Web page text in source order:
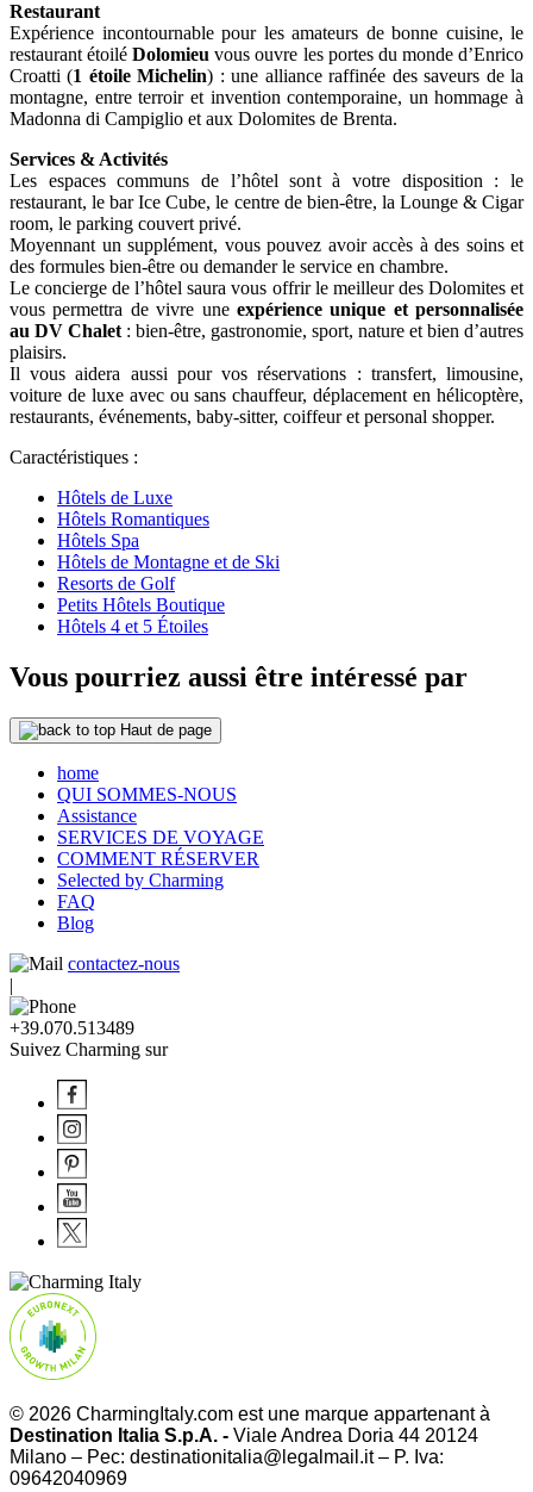
Restaurant
Expérience incontournable pour les amateurs de bonne cuisine, le
restaurant étoiléDolomieu vous ouvre les portes du monde d’Enrico
Croatti (1 étoile Michelin) : une alliance raffinée des saveurs de la
montagne, entre terroir et invention contemporaine, un hommage à
Madonna di Campiglio et aux Dolomites de Brenta.
Services & Activités
Les espaces communs de l’hôtel sont à votre disposition : le
restaurant, le bar Ice Cube, le centre de bien-être, la Lounge & Cigar
room, le parking couvert privé.
Moyennant un supplément, vous pouvez avoir accès à des soins et
des formules bien-être ou demander le service en chambre.
Le concierge de l’hôtel saura vous offrir le meilleur des Dolomites et
vous permettra de vivre une expérience unique et personnalisée
au DV Chalet : bien-être, gastronomie, sport, nature et bien d’autres
plaisirs.
Il vous aidera aussi pour vos réservations : transfert, limousine,
voiture de luxe avec ou sans chauffeur, déplacement en hélicoptère,
restaurants, événements, baby-sitter, coiffeur et personal shopper.
Caractéristiques :
Hôtels de Luxe
Hôtels Romantiques
Hôtels Spa
Hôtels de Montagne et de Ski
Resorts de Golf
Petits Hôtels Boutique
Hôtels 4 et 5 Étoiles
Vous pourriez aussi être intéressé par
Haut de page
home
QUI SOMMES-NOUS
Assistance
SERVICES DE VOYAGE
COMMENT RÉSERVER
Selected by Charming
FAQ
Blog
contactez-nous
|
+39.070.513489
Suivez Charming sur
© 2026 CharmingItaly.com est une marque appartenant à
Destination Italia S.p.A. - Viale Andrea Doria 44 20124
Milano – Pec: destinationitalia@legalmail.it – P. Iva:
09642040969